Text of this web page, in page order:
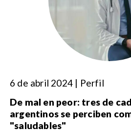
6 de abril 2024 | Perfil
De mal en peor: tres de
argentinos se perciben
"saludables"